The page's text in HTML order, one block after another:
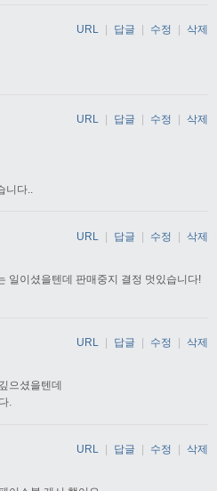
URL 답글 수정 삭제
니다..
URL 답글 수정 삭제
일이셨을텐데 판매중지 결정 멋있습니다!
URL | 답글 | 수정 | 삭제
으셨을텐데
.
URL 답글 수정 삭제
URL 답글 수정 삭제